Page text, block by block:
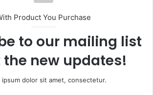
Product You Purchase
to our mailing list
the new updates!
ipsum dolor sit amet, consectetur.